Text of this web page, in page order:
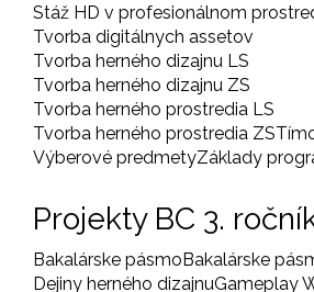
Stáž HD v profesionálnom
Tvorba digitálnych assetov
Tvorba herného dizajnu LS
Tvorba herného dizajnu ZS
Tvorba herného prostredia LS
Tvorba herného prostredia ZS
Výberové predmetyZáklady
Projekty BC 3.
Bakalárske pásmoBakalárske
Dejiny herného dizajnuGameplay